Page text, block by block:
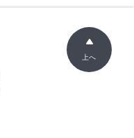
上へ